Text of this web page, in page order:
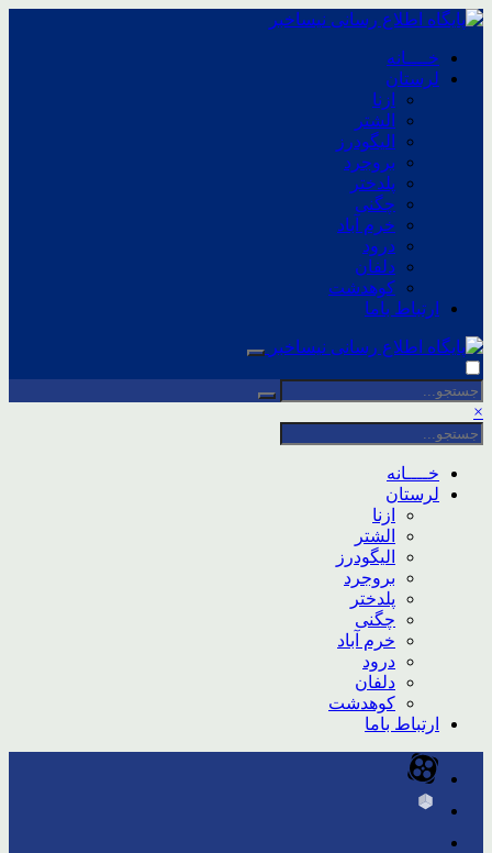
خــــانه
لرستان
ازنا
الشتر
الیگودرز
بروجرد
پلدختر
چگنی
خرم آباد
درود
دلفان
کوهدشت
ارتباط باما
×
خــــانه
لرستان
ازنا
الشتر
الیگودرز
بروجرد
پلدختر
چگنی
خرم آباد
درود
دلفان
کوهدشت
ارتباط باما